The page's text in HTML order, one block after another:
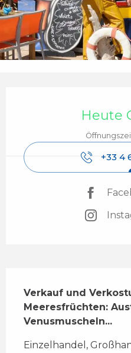
Heute
+33 4
Verkauf und
Meeresfrüchten:
Venusmuscheln...
Einzelhandel,